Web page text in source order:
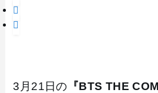
3月21日の 『BTS THE